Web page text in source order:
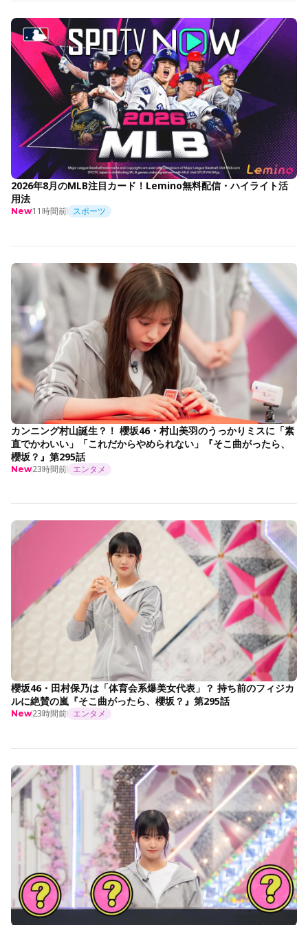
2026年8月のMLB注目カード！Lemino無料配信・ハイライト活
用法
New11時間前 スポーツ
カンニング村山誕生？！ 櫻坂46・村山美羽のうっかりミスに「素
直でかわいい」「これだからやめられない」『そこ曲がったら、
櫻坂？』第295話
New23時間前 エンタメ
櫻坂46・田村保乃は「体育会系爆美女代表」？ 持ち前のフィジカ
ルに絶賛の嵐『そこ曲がったら、櫻坂？』第295話
New23時間前 エンタメ